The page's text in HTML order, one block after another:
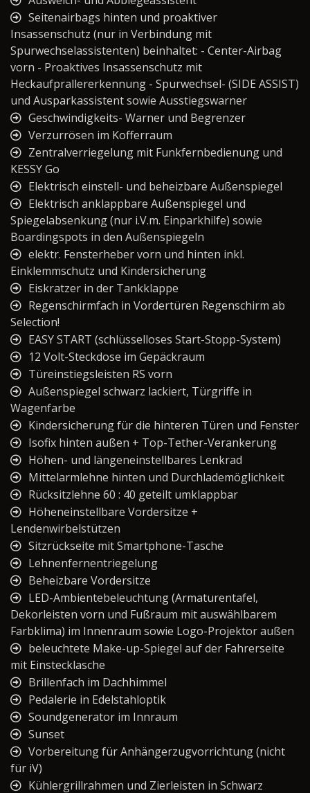
Seitenairbags hinten und proaktiver
Insassenschutz (nur in Verbindung mit
Spurwechselassistenten) beinhaltet: - Center-Airbag
vorn - Proaktives Insassenschutz mit
Heckaufprallererkennung - Spurwechsel- (SIDE ASSIST)
und Ausparkassistent sowie Ausstiegswarner
Geschwindigkeits- Warner und Begrenzer
Verzurrösen im Kofferraum
Zentralverriegelung mit Funkfernbedienung und
KESSY Go
Elektrisch einstell- und beheizbare Außenspiegel
Elektrisch anklappbare Außenspiegel und
Spiegelabsenkung (nur i.V.m. Einparkhilfe) sowie
Boardingspots in den Außenspiegeln
elektr. Fensterheber vorn und hinten inkl.
Einklemmschutz und Kindersicherung
Eiskratzer in der Tankklappe
Regenschirmfach in Vordertüren Regenschirm ab
Selection!
EASY START (schlüsselloses Start-Stopp-System)
12 Volt-Steckdose im Gepäckraum
Türeinstiegsleisten RS vorn
Außenspiegel schwarz lackiert, Türgriffe in
Wagenfarbe
Kindersicherung für die hinteren Türen und Fenster
Isofix hinten außen + Top-Tether-Verankerung
Höhen- und längeneinstellbares Lenkrad
Mittelarmlehne hinten und Durchlademöglichkeit
Rücksitzlehne 60 : 40 geteilt umklappbar
Höheneinstellbare Vordersitze +
Lendenwirbelstützen
Sitzrückseite mit Smartphone-Tasche
Lehnenfernentriegelung
Beheizbare Vordersitze
LED-Ambientebeleuchtung (Armaturentafel,
Dekorleisten vorn und Fußraum mit auswählbarem
Farbklima) im Innenraum sowie Logo-Projektor außen
beleuchtete Make-up-Spiegel auf der Fahrerseite
mit Einstecklasche
Brillenfach im Dachhimmel
Pedalerie in Edelstahloptik
Soundgenerator im Innraum
Sunset
Vorbereitung für Anhängerzugvorrichtung (nicht
für iV)
Kühlergrillrahmen und Zierleisten in Schwarz